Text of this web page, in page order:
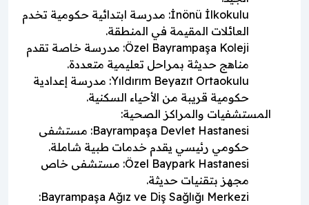
İnönü İlkokulu: مدرسة ابتدائية حكومية تخدم
العائلات المقيمة في المنطقة.
Özel Bayrampaşa Koleji: مدرسة خاصة تقدم
مناهج حديثة بمراحل تعليمية متعددة.
Yıldırım Beyazıt Ortaokulu: مدرسة إعدادية
حكومية قريبة من الأحياء السكنية.
المستشفيات والمراكز الصحية:
Bayrampaşa Devlet Hastanesi: مستشفى
حكومي رئيسي يقدم خدمات طبية شاملة.
Özel Baypark Hastanesi: مستشفى خاص
مجهز بتقنيات حديثة.
Bayrampaşa Ağız ve Diş Sağlığı Merkezi: